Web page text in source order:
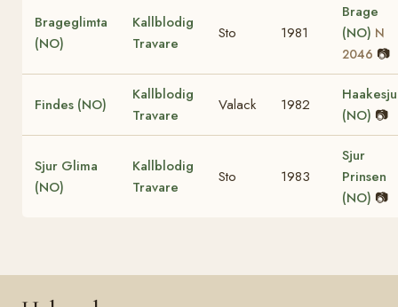
Brageglimta
(NO)
Kallblodig
Travare
Sto 1981
Brage
(NO) N
2046 📷
Findes (NO)
Kallblodig
Travare
Valack 1982
(NO) 📷
Sjur Glima
(NO)
Kallblodig
Travare
Sto 1983
Sjur
Prinsen
(NO) 📷